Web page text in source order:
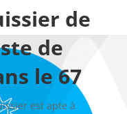
de
de
le 67
est apte à